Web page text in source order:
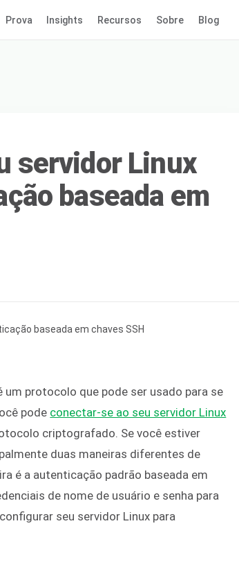
Prova Insights Recursos Sobre Blog
servidor Linux
baseada em
protocolo que pode ser usado para se
pode conectar-se ao seu servidor Linux
criptografado. Se você estiver
duas maneiras diferentes de
é a autenticação padrão baseada em
de nome de usuário e senha para
seu servidor Linux para